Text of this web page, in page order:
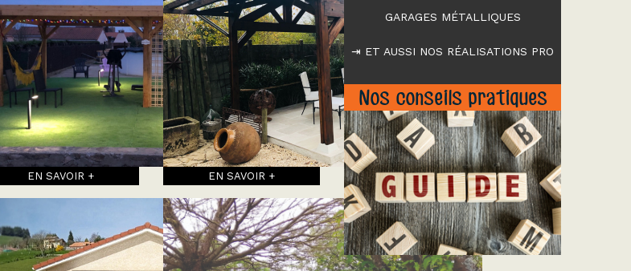
EN SAVOIR + EN SAVOIR +
GARAGES MÉTALLIQUES
⇥ ET AUSSI NOS RÉALISATIONS PRO
Nos conseils pratiques
"